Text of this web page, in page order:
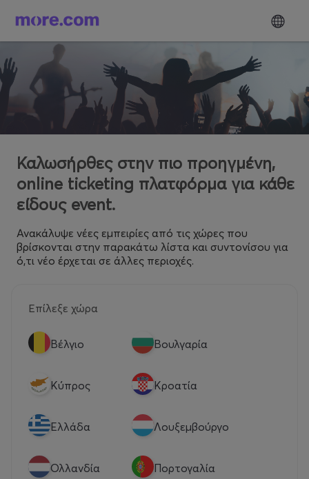
Καλωσήρθες στην πιο προηγμένη,
online ticketing πλατφόρμα για κάθε
είδους event.
Ανακάλυψε νέες εμπειρίες από τις χώρες που
βρίσκονται στην παρακάτω λίστα και συντονίσου για
ό,τι νέο έρχεται σε άλλες περιοχές.
Επίλεξε χώρα
Βέλγιο Βουλγαρία
Κύπρος Κροατία
Eλλάδα Λουξεμβούργο
Ολλανδία Πορτογαλία